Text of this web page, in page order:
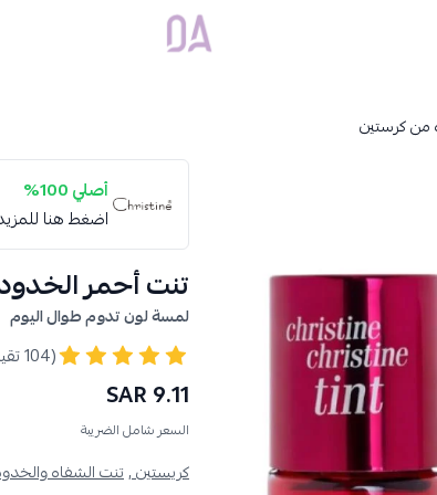
Dar Alamirat
من كرستين
أصلي 100%
اضغط هنا
تنت أحمر
لمسة لون تدوم طوال اليوم
(104 تقييم)
9.11 SAR
السعر شامل الضريبة
كريستين ,تنت الشفاه